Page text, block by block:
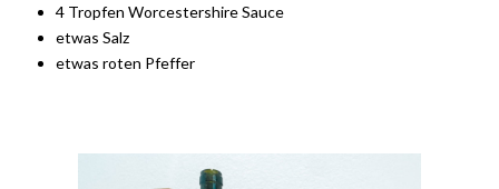
4 Tropfen Worcestershire Sauce
etwas Salz
etwas roten Pfeffer